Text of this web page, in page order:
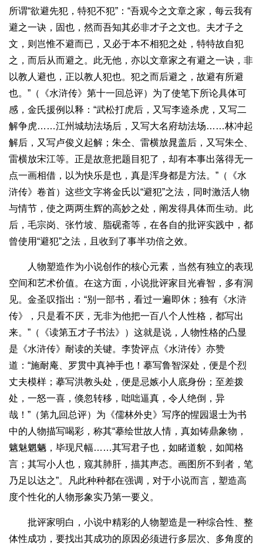
所谓“欲避先犯，特犯不犯”：“吾观今之文章之家，每云我有
避之一诀，固也，然而吾知其必非才子之文也。夫才子之
文，则岂惟不避而已，又必于本不相犯之处，特特故自犯
之，而后从而避之。此无他，亦以文章家之有避之一诀，非
以教人避也，正以教人犯也。犯之而后避之，故避有所避
也。”（《水浒传》第十一回总评）为了使笔下所论具体可
感，金氏援例以释：“武松打虎后，又写李逵杀虎，又写二
解争虎……江州城劫法场后，又写大名府劫法场……林冲起
解后，又写卢俊义起解；朱仝、雷横放晁盖后，又写朱仝、
雷横放宋江等。正是故意把题目犯了，却有本事出落得无一
点一画相借，以为快乐是也，真是浑身都是方法。”（《水
浒传》卷首）这些文字将金氏以“避犯”之法，同时激活人物
与情节，使之两两生辉的高妙之处，阐发得具体而生动。此
后，毛宗岗、张竹坡、脂砚斋等，在各自的批评实践中，都
曾使用“避犯”之法，且收到了事半功倍之效。
人物塑造作为小说创作的核心元素，当然有独立的表现
空间和艺术价值。在这方面，小说批评家目光睿智，多有洞
见。金圣叹指出：“别一部书，看过一遍即休；独有《水浒
传》，只是看不厌，无非为他把一百八个人性格，都写出
来。”（《读第五才子书法》）这就是说，人物性格的凸显
是《水浒传》耐读的关键。李贽评点《水浒传》亦赞
道：“施耐庵、罗贯中真神手也！摹写鲁智深处，便是个烈
丈夫模样；摹写洪教头处，便是忌嫉小人底身份；至差拨
处，一怒一喜，倏忽转移，咄咄逼真，令人绝倒，异
哉！”（第九回总评）为《儒林外史》写序的惺园退士为书
中的人物描写喝彩，称其“摹绘世故人情，真如铸鼎象物，
魑魅魍魉，毕现尺幅……其写君子也，如睹道貌，如闻格
言；其写小人也，窥其肺肝，描其声态。画图所不到者，笔
乃足以达之”。凡此种种都在强调，对于小说而言，塑造高
度个性化的人物形象实乃第一要义。
批评家明白，小说中精彩的人物塑造是一种综合性、整
体性成功，要找出其成功的原因必须进行多层次、多角度的